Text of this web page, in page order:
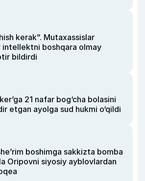
kerak”. Mutaxassislar
intellektni boshqara olmay
bildirdi
21 nafar bog‘cha bolasini
etgan ayolga sud hukmi o‘qildi
boshimga sakkizta bomba
Oripovni siyosiy ayblovlardan